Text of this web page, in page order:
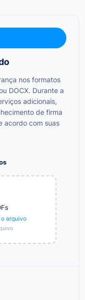
nos formatos
DOCX. Durante a
adicionais,
de firma
acordo com suas
arquivo